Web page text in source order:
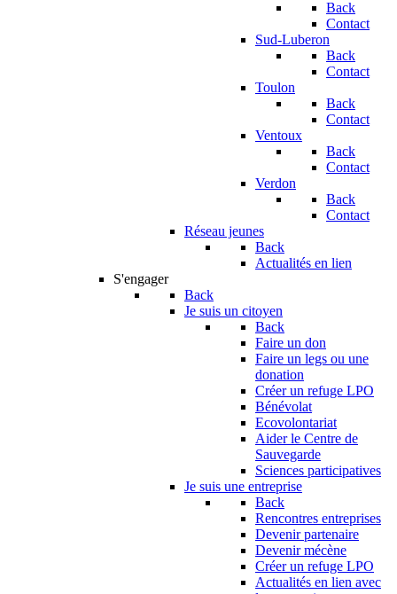
Back
Contact
Sud-Luberon
Back
Contact
Toulon
Back
Contact
Ventoux
Back
Contact
Verdon
Back
Contact
Réseau jeunes
Back
Actualités en lien
S'engager
Back
Je suis un citoyen
Back
Faire un don
Faire un legs ou une
donation
Créer un refuge LPO
Bénévolat
Ecovolontariat
Aider le Centre de
Sauvegarde
Sciences participatives
Je suis une entreprise
Back
Rencontres entreprises
Devenir partenaire
Devenir mécène
Créer un refuge LPO
Actualités en lien avec